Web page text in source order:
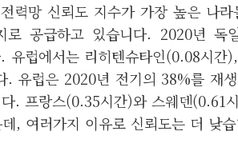
력망 신뢰도 지수가 가장 높은 나
로 공급하고 있습니다. 2020년 독
유럽에서는 리히텐슈타인(0.08시간
. 유럽은 2020년 전기의 38%를 재
. 프랑스(0.35시간)와 스웨덴(0.61
, 여러가지 이유로 신뢰도는 더 낮